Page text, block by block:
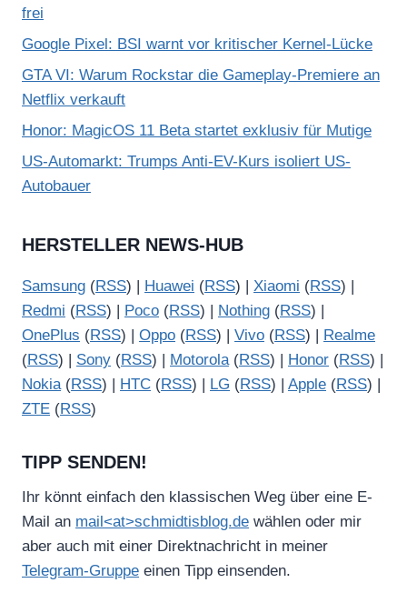
frei
Google Pixel: BSI warnt vor kritischer Kernel-Lücke
GTA VI: Warum Rockstar die Gameplay-Premiere an
Netflix verkauft
Honor: MagicOS 11 Beta startet exklusiv für Mutige
US-Automarkt: Trumps Anti-EV-Kurs isoliert US-
Autobauer
HERSTELLER NEWS-HUB
Samsung (RSS) | Huawei (RSS) | Xiaomi (RSS) |
Redmi (RSS) | Poco (RSS) | Nothing (RSS) |
OnePlus (RSS) | Oppo (RSS) | Vivo (RSS) |
Realme
(RSS) | Sony (RSS) | Motorola(RSS) | Honor (RSS) |
Nokia(RSS) | HTC (RSS) | LG (RSS) | Apple (RSS) |
ZTE (RSS)
TIPP SENDEN!
Ihr könnt einfach den klassischen Weg über eine E-
Mail an mail<at>schmidtisblog.de wählen oder mir
aber auch mit einer Direktnachricht in meiner
Telegram-Gruppe einen Tipp einsenden.